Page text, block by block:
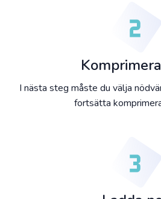
I nästa steg måste du välja
fortsätta